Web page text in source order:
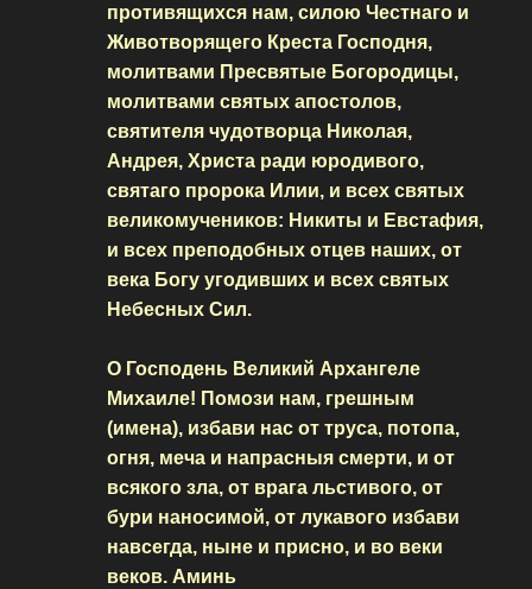
противящихся нам, силою Честнаго и
Животворящего Креста Господня,
молитвами Пресвятые Богородицы,
молитвами святых апостолов,
святителя чудотворца Николая,
Андрея, Христа ради юродивого,
святаго пророка Илии, и всех святых
великомучеников: Никиты и Евстафия,
и всех преподобных отцев наших, от
века Богу угодивших и всех святых
Небесных Сил.
О Господень Великий Архангеле
Михаиле! Помози нам, грешным
(имена), избави нас от труса, потопа,
огня, меча и напрасныя смерти, и от
всякого зла, от врага льстивого, от
бури наносимой, от лукавого избави
навсегда, ныне и присно, и во веки
веков. Аминь